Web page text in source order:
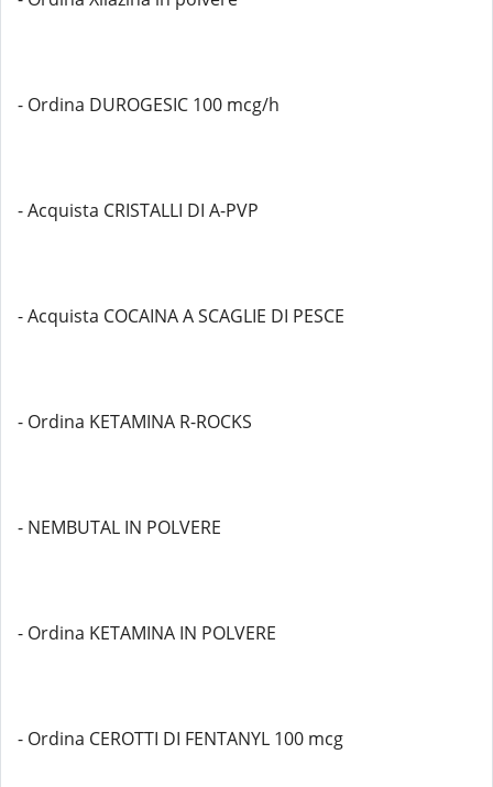
- Ordina DUROGESIC 100 mcg/h
- Acquista CRISTALLI DI A-PVP
- Acquista COCAINA A SCAGLIE DI PESCE
- Ordina KETAMINA R-ROCKS
- NEMBUTAL IN POLVERE
- Ordina KETAMINA IN POLVERE
- Ordina CEROTTI DI FENTANYL 100 mcg